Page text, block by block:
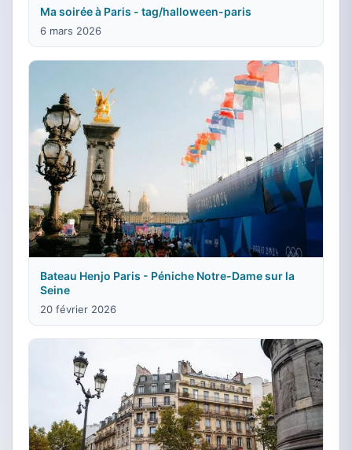
Ma soirée à Paris - tag/halloween-paris
6 mars 2026
Bateau Henjo Paris - Péniche Notre-Dame sur la
Seine
20 février 2026